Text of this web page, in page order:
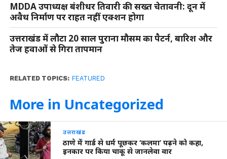
MDDA उपाध्यक्ष बंशीधर तिवारी की सख्त चेतावनी: दून में
अवैध निर्माण पर राहत नहीं एक्शन होगा
उत्तराखंड में लौटा 20 साल पुराना मौसम का पैटर्न, बारिश और
तेज हवाओं से गिरा तापमान
RELATED TOPICS: FEATURED
More in Uncategorized
उत्तराखंड
ठाणे में गार्ड से धर्म पूछकर ‘कलमा’ पढ़ने को कहा,
इनकार पर किया चाकू से जानलेवा वार